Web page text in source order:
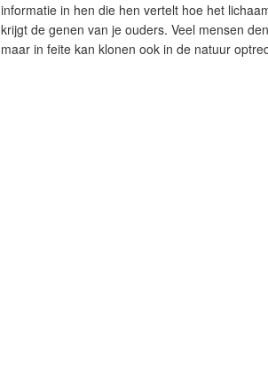
informatie in hen die hen vertelt hoe het
krijgt de genen van je ouders. Veel mensen
maar in feite kan klonen ook in de natuur